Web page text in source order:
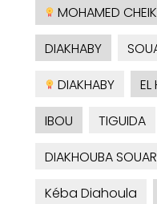
MOHAMED
DIAKHABY
DIAKHABY
EL
IBOU
TIGUIDA
DIAKHOUBA
Kéba Diahoula